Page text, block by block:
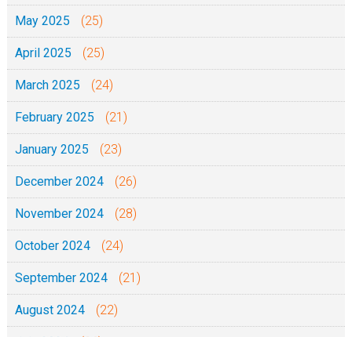
May 2025 (25)
April 2025 (25)
March 2025 (24)
February 2025 (21)
January 2025 (23)
December 2024 (26)
November 2024 (28)
October 2024 (24)
September 2024 (21)
August 2024 (22)